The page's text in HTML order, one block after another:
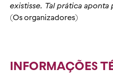
existisse. Tal prática aponta
(Os organizadores)
INFORMAÇÕES